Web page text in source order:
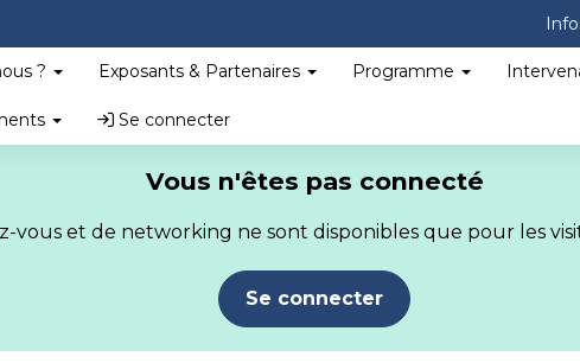
? Exposants & Partenaires Programme
Se connecter
Vous n'êtes pas connecté
vous et de networking ne sont disponibles que pour les
Se connecter